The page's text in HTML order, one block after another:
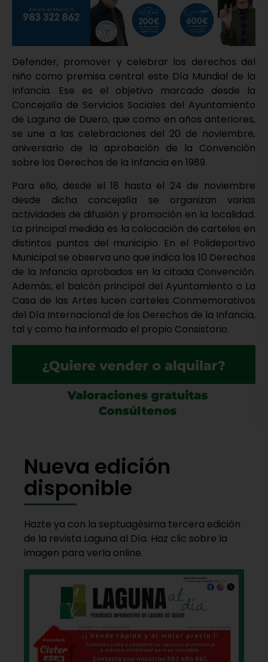
Defender, promover y celebrar los derechos del
niño como premisa central este Día Mundial de la
Infancia. Ese es el objetivo marcado desde la
Concejalía de Servicios Sociales del Ayuntamiento
de Laguna de Duero, que como en años anteriores,
se une a las celebraciones del 20 de noviembre,
aniversario de la aprobación de la Convención
sobre los Derechos de la Infancia en 1989.
Para ello, desde el 18 hasta el 24 de noviembre
desde dicha concejalía se organizan varias
actividades de difusión y promoción en la localidad.
La principal medida es la colocación de carteles en
distintos puntos del municipio. En el Polideportivo
Municipal se observa uno que indica los 10 Derechos
de la Infancia aprobados en la citada Convención.
Además, el balcón principal del Ayuntamiento o La
Casa de las Artes lucen carteles Conmemorativos
del Día Internacional de los Derechos de la Infancia,
tal y como ha informado el propio Consistorio.
Nueva edición
disponible
Hazte ya con la septuagésima tercera edición
de la revista Laguna al Día. Haz clic sobre la
imagen para verla online.